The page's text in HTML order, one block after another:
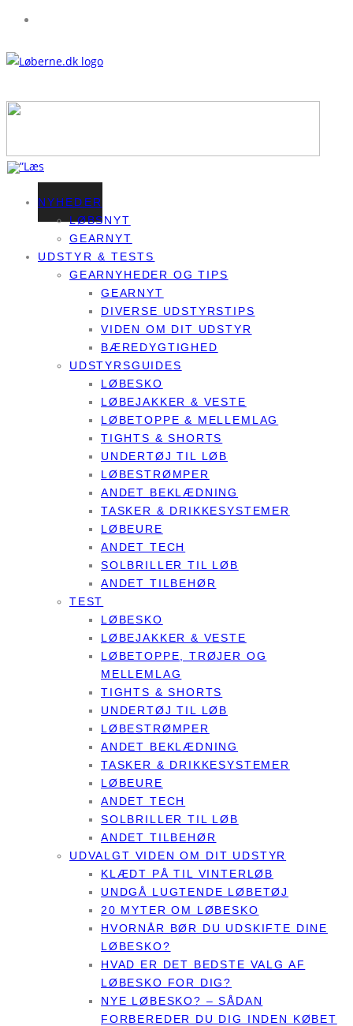
NYHEDER
LØBSNYT
GEARNYT
UDSTYR & TESTS
GEARNYHEDER OG TIPS
GEARNYT
DIVERSE UDSTYRSTIPS
VIDEN OM DIT UDSTYR
BÆREDYGTIGHED
UDSTYRSGUIDES
LØBESKO
LØBEJAKKER & VESTE
LØBETOPPE & MELLEMLAG
TIGHTS & SHORTS
UNDERTØJ TIL LØB
LØBESTRØMPER
ANDET BEKLÆDNING
TASKER & DRIKKESYSTEMER
LØBEURE
ANDET TECH
SOLBRILLER TIL LØB
ANDET TILBEHØR
TEST
LØBESKO
LØBEJAKKER & VESTE
LØBETOPPE, TRØJER OG
MELLEMLAG
TIGHTS & SHORTS
UNDERTØJ TIL LØB
LØBESTRØMPER
ANDET BEKLÆDNING
TASKER & DRIKKESYSTEMER
LØBEURE
ANDET TECH
SOLBRILLER TIL LØB
ANDET TILBEHØR
UDVALGT VIDEN OM DIT UDSTYR
KLÆDT PÅ TIL VINTERLØB
UNDGÅ LUGTENDE LØBETØJ
20 MYTER OM LØBESKO
HVORNÅR BØR DU UDSKIFTE DINE
LØBESKO?
HVAD ER DET BEDSTE VALG AF
LØBESKO FOR DIG?
NYE LØBESKO? – SÅDAN
FORBEREDER DU DIG INDEN KØBET